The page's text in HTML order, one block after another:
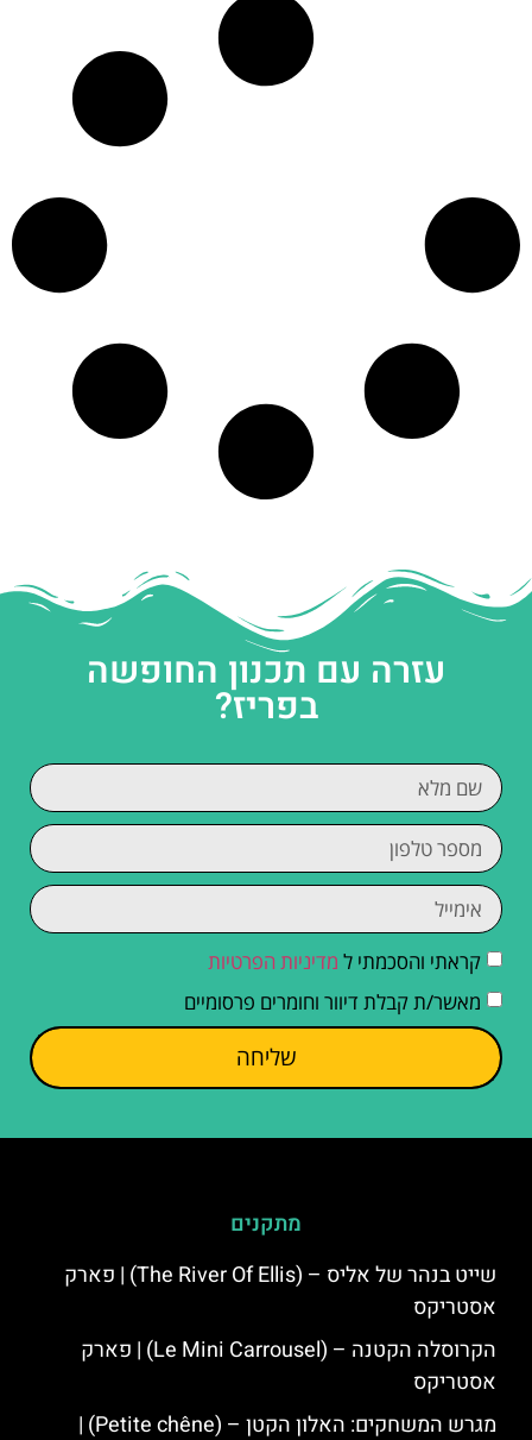
עזרה עם תכנון החופשה
בפריז?
קראתי והסכמתי ל מדיניות הפרטיות
מאשר/ת קבלת דיוור וחומרים פרסומיים
שליחה
מתקנים
שייט בנהר של אליס – (The River Of Ellis) | פארק
אסטריקס
הקרוסלה הקטנה – (Le Mini Carrousel) | פארק
אסטריקס
מגרש המשחקים: האלון הקטן – (Petite chêne) |